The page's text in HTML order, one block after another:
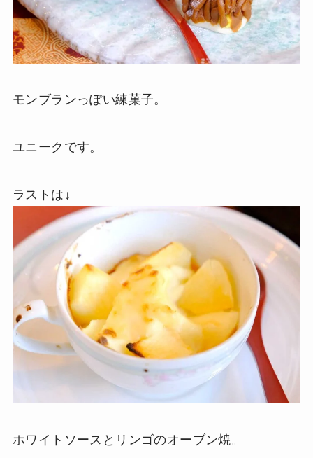
モンブランっぽい練菓子。
ユニークです。
ラストは↓
ホワイトソースとリンゴのオーブン焼。